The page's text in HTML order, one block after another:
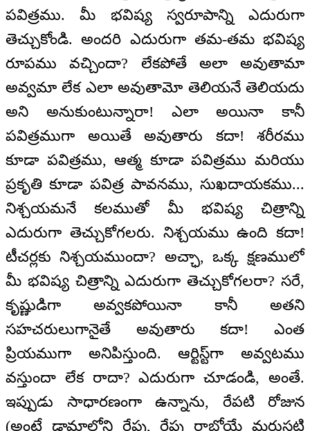
పవిత్రము. మీ భవిష్య స్వరూపాన్ని ఎదురుగా
తెచ్చుకోండి. అందరి ఎదురుగా తమ-తమ భవిష్య
రూపము వచ్చిందా? లేకపోతే అలా అవుతామా
అవ్వమా లేక ఎలా అవుతామో తెలియనే తెలియదు
అని అనుకుంటున్నారా! ఎలా అయినా కానీ
పవిత్రముగా అయితే అవుతారు కదా! శరీరము
కూడా పవిత్రము, ఆత్మ కూడా పవిత్రము మరియు
ప్రకృతి కూడా పవిత్ర పావనము, సుఖదాయకము...
నిశ్చయమనే కలముతో మీ భవిష్య చిత్రాన్ని
ఎదురుగా తెచ్చుకోగలరు. నిశ్చయము ఉంది కదా!
టీచర్లకు నిశ్చయముందా? అచ్ఛా, ఒక్క క్షణములో
మీ భవిష్య చిత్రాన్ని ఎదురుగా తెచ్చుకోగలరా? సరే,
కృష్ణుడిగా అవ్వకపోయినా కానీ అతని
సహచరులుగానైతే అవుతారు కదా! ఎంత
ప్రియముగా అనిపిస్తుంది. ఆర్టిస్ట్‌గా అవ్వటము
వస్తుందా లేక రాదా? ఎదురుగా చూడండి, అంతే.
ఇప్పుడు సాధారణంగా ఉన్నాను, రేపటి రోజున
(అంటే డ్రామాలోని రేపు, రేపు రాబోయే మరుసటి